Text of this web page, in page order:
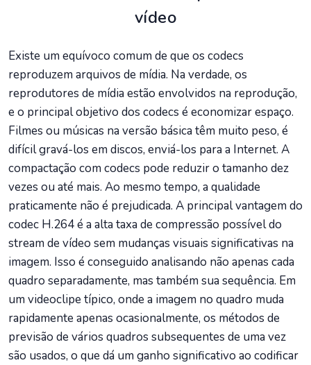
vídeo
Existe um equívoco comum de que os codecs
reproduzem arquivos de mídia. Na verdade, os
reprodutores de mídia estão envolvidos na reprodução,
e o principal objetivo dos codecs é economizar espaço.
Filmes ou músicas na versão básica têm muito peso, é
difícil gravá-los em discos, enviá-los para a Internet. A
compactação com codecs pode reduzir o tamanho dez
vezes ou até mais. Ao mesmo tempo, a qualidade
praticamente não é prejudicada. A principal vantagem do
codec H.264 é a alta taxa de compressão possível do
stream de vídeo sem mudanças visuais significativas na
imagem. Isso é conseguido analisando não apenas cada
quadro separadamente, mas também sua sequência. Em
um videoclipe típico, onde a imagem no quadro muda
rapidamente apenas ocasionalmente, os métodos de
previsão de vários quadros subsequentes de uma vez
são usados, o que dá um ganho significativo ao codificar